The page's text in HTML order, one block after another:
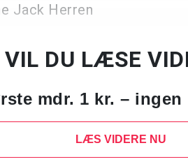
Jack Herren
VIL DU LÆSE
mdr. 1 kr. –
LÆS VIDERE NU